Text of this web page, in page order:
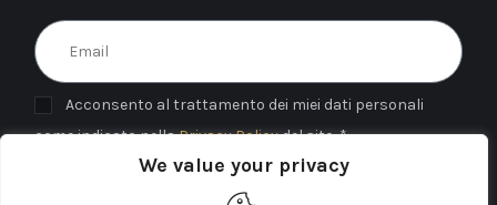
We value your privacy
Acconsento al trattamento dei miei dati personali
come indicato nellaPrivacy Policydel sito. *
INVIA